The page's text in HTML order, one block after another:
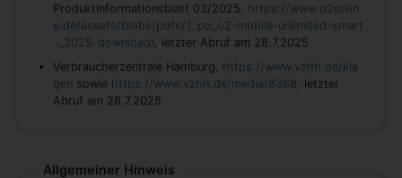
Produktinformationsblatt 03/2025, https://www.o2onlin
e.de/assets/blobs/pdfs/1_po_o2-mobile-unlimited-smart
-_2025-download/, letzter Abruf am 28.7.2025
Verbraucherzentrale Hamburg, https://www.vzhh.de/kla
gen sowie https://www.vzhh.de/media/8368, letzter
Abruf am 28.7.2025
Allgemeiner Hinweis